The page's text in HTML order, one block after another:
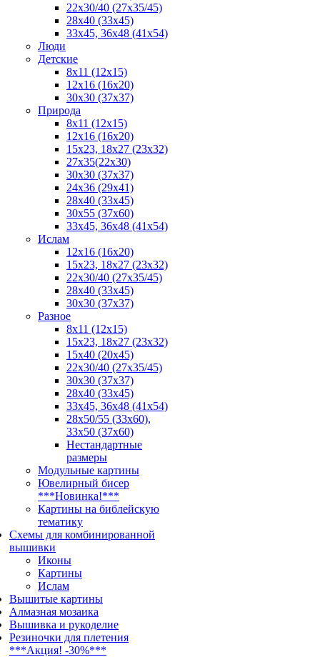
22x30/40 (27x35/45)
28х40 (33х45)
33х45, 36х48 (41х54)
Люди
Детские
8x11 (12x15)
12x16 (16x20)
30х30 (37х37)
Природа
8x11 (12x15)
12x16 (16х20)
15x23, 18х27 (23х32)
27х35(22x30)
30х30 (37х37)
24х36 (29х41)
28x40 (33x45)
30x55 (37x60)
33х45, 36x48 (41x54)
Ислам
12х16 (16х20)
15x23, 18х27 (23х32)
22х30/40 (27х35/45)
28х40 (33х45)
30x30 (37x37)
Разное
8x11 (12x15)
15x23, 18х27 (23х32)
15x40 (20x45)
22х30/40 (27х35/45)
30x30 (37x37)
28x40 (33x45)
33х45, 36х48 (41х54)
28х50/55 (33х60),
33x50 (37x60)
Нестандартные
размеры
Модульные картины
Ювелирный бисер
***Новинка!***
Картины на библейскую
тематику
Схемы для комбинированной
вышивки
Иконы
Картины
Ислам
Вышитые картины
Алмазная мозаика
Вышивка и рукоделие
Резиночки для плетения
***Акция! -30%***